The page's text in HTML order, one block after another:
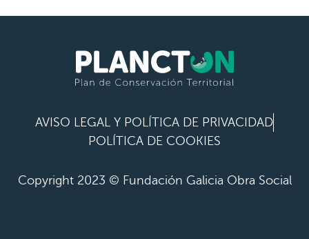
AVISO LEGAL Y POLÍTICA DE PRIVACIDAD
POLÍTICA DE COOKIES
Copyright 2023 © Fundación Galicia Obra Social